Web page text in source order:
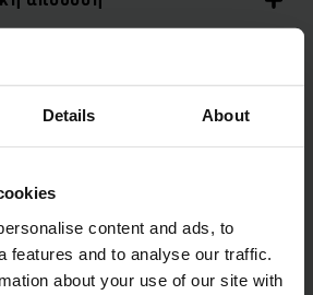
Details About
content and ads, to
features and to analyse our traffic.
about your use of our site with
όγκου αποθήκευσης
λειτουργικών εξόδων